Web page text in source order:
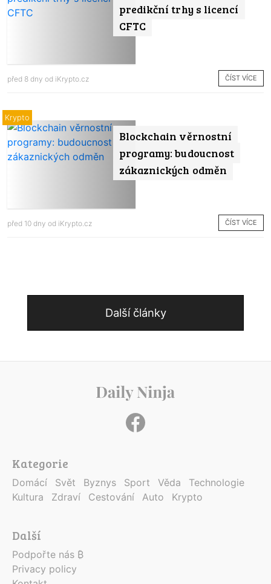
predikční trhy s licencí
CFTC
před 8 dny od iKrypto.cz ČÍST VÍCE
Blockchain věrnostní
programy: budoucnost
zákaznických odměn
Krypto
před 10 dny od iKrypto.cz ČÍST VÍCE
Další články
Kategorie
Domácí Svět Byznys Sport Věda
Technologie
Kultura
Zdraví Cestování Auto Krypto
Další
Podpořte nás ₿
Privacy policy